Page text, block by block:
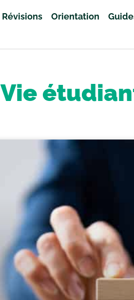
Révisions Orientation
Vie